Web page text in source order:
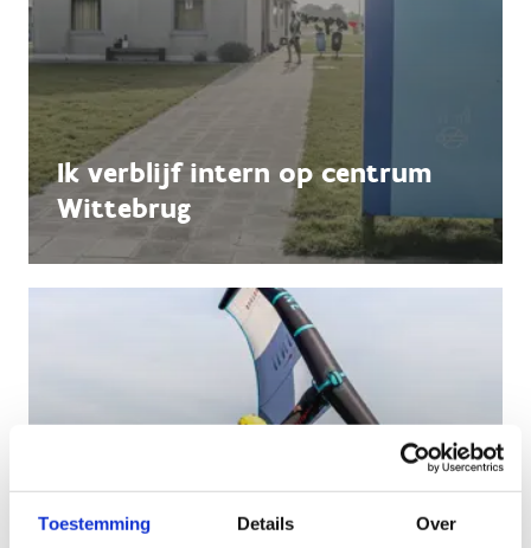
Toestemming Details Over
Ik verblijf intern op centrum
Wittebrug